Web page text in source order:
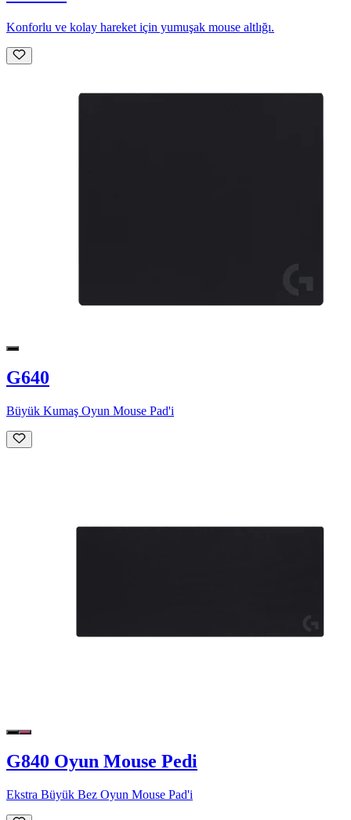
Konforlu ve kolay hareket için yumuşak mouse altlığı.
G640
Büyük Kumaş Oyun Mouse Pad'i
G840 Oyun Mouse Pedi
Ekstra Büyük Bez Oyun Mouse Pad'i